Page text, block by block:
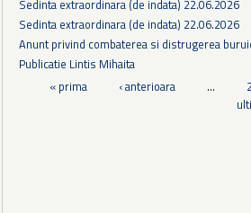
Sedinta extraordinara (de indata) 22.06.2026
Sedinta extraordinara (de indata) 22.06.2026
Anunt privind combaterea si distrugerea
Publicatie Lintis Mihaita
Pagini
« prima ‹ anterioara …